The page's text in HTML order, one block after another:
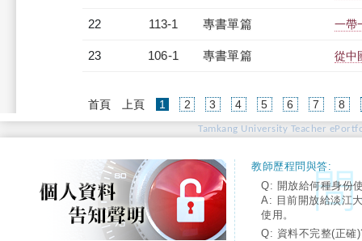
22 113-1 專書單篇 一帶
23 106-1 專書單篇 從中
首頁 上頁 1 (current)
2 3 4 5 6 7 8
Tamkang University Teacher
教師歷程問與答:
Q: 開放給何種身份
A: 目前開放給淡江
使用。
Q: 資料不完整(正確